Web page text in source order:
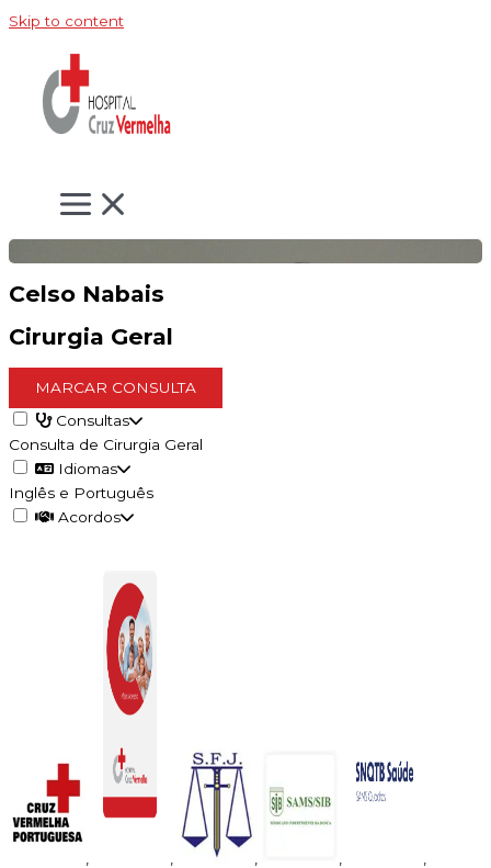
Skip to content
Celso Nabais
Cirurgia Geral
MARCAR CONSULTA
Consultas
Consulta de Cirurgia Geral
Idiomas
Inglês e Português
Acordos